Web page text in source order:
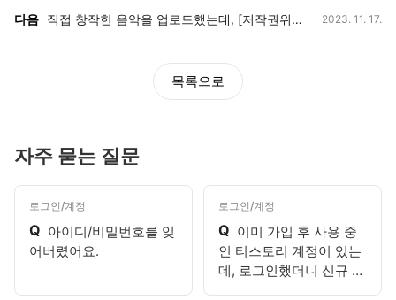
다음 직접 창작한 음악을 업로드했는데, [저작권위반의심]으로 표시됩니다. 2023. 11. 17.
목록으로
자주 묻는 질문
로그인/계정
Q 아이디/비밀번호를 잊
어버렸어요.
로그인/계정
Q 이미 가입 후 사용 중
인 티스토리 계정이 있는
데, 로그인했더니 신규 가